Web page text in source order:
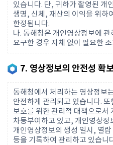
있습니다. 단, 귀하가 촬영된 개
생명, 신체, 재산의 이익을 위하
한정됩니다.
나. 동해청은 개인영상정보에
요구한 경우 지체 없이 필요한
7. 영상정보의 안전성 확
동해청에서 처리하는 영상정보
안전하게 관리되고 있습니다.
보호를 위한 관리적 대책으로서
차등부여하고 있고, 개인영상정
개인영상정보의 생성 일시, 열람
등을 기록하여 관리하고 있습니